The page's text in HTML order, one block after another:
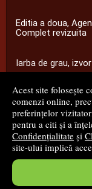
Acest site folosește
comenzi online,
preferințelor
pentru a citi și a
Confidențialitate și
site-ului implică
Editia a doua,
Complet revizuita
Iarba de grau,
...toate știrile
© 2008 -